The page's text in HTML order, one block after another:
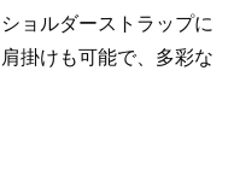
ョルダーストラップに
掛けも可能で、多彩な